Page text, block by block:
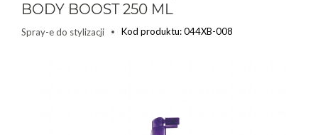
BODY BOOST 250 ML
Spray-e do stylizacji Kod produktu: 044XB-008